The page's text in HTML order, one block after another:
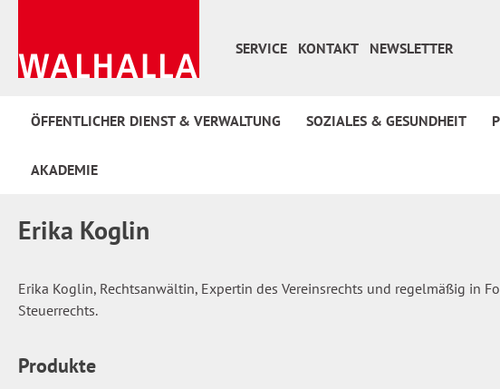
SERVICE
KONTAKT NEWSLETTER
ÖFFENTLICHER DIENST & VERWALTUNG SOZIALES & GESUNDHEIT
AKADEMIE
Erika Koglin
Erika Koglin, Rechtsanwältin, Expertin des Vereinsrechts und regelmäßig in
Steuerrechts.
Produkte